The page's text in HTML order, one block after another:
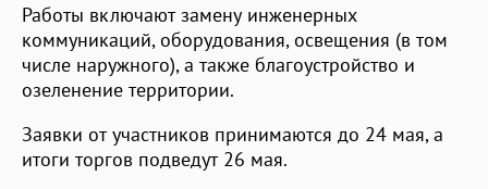
Работы включают замену инженерных
коммуникаций, оборудования, освещения (в том
числе наружного), а также благоустройство и
озеленение территории.
Заявки от участников принимаются до 24 мая, а
итоги торгов подведут 26 мая.